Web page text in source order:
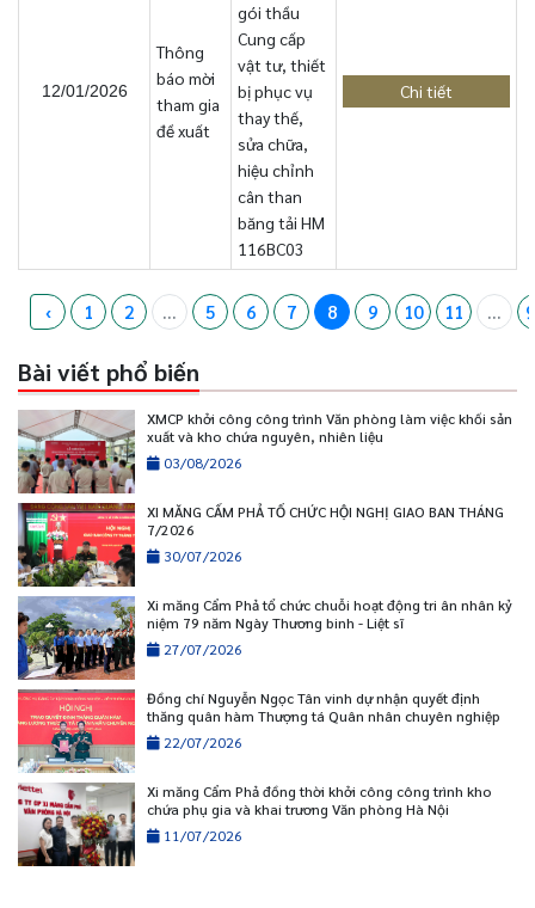
12/01/2026
Thông
báo mời
tham gia
đề xuất
gói thầu
Cung cấp
vật tư, thiết
bị phục vụ
thay thế,
sửa chữa,
hiệu chỉnh
cân than
băng tải HM
116BC03
Chi tiết
‹ 1 2 ... 5 6 7 8 9 10 11 ...
Bài viết phổ biến
XMCP khởi công công trình Văn phòng làm việc khối sản
xuất và kho chứa nguyên, nhiên liệu
03/08/2026
XI MĂNG CẨM PHẢ TỔ CHỨC HỘI NGHỊ GIAO BAN THÁNG
7/2026
30/07/2026
Xi măng Cẩm Phả tổ chức chuỗi hoạt động tri ân nhân kỷ
niệm 79 năm Ngày Thương binh - Liệt sĩ
27/07/2026
Đồng chí Nguyễn Ngọc Tân vinh dự nhận quyết định
thăng quân hàm Thượng tá Quân nhân chuyên nghiệp
22/07/2026
Xi măng Cẩm Phả đồng thời khởi công công trình kho
chứa phụ gia và khai trương Văn phòng Hà Nội
11/07/2026